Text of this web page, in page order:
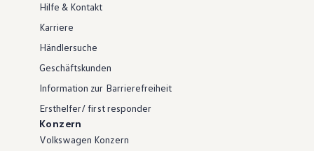
Hilfe & Kontakt
Karriere
Händlersuche
Geschäftskunden
Information zur Barrierefreiheit
Ersthelfer/ first responder
Konzern
Volkswagen Konzern